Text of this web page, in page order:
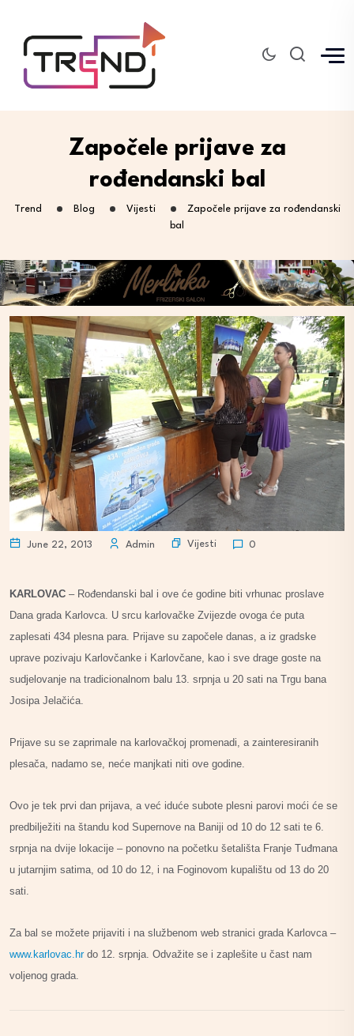
Započele prijave za
rođendanski bal
Trend Blog Vijesti
Započele prijave za rođendanski
bal
June 22, 2013 Admin Vijesti 0
KARLOVAC – Rođendanski bal i ove će godine biti vrhunac proslave
Dana grada Karlovca. U srcu karlovačke Zvijezde ovoga će puta
zaplesati 434 plesna para. Prijave su započele danas, a iz gradske
uprave pozivaju Karlovčanke i Karlovčane, kao i sve drage goste na
sudjelovanje na tradicionalnom balu 13. srpnja u 20 sati na Trgu bana
Josipa Jelačića.
Prijave su se zaprimale na karlovačkoj promenadi, a zainteresiranih
plesača, nadamo se, neće manjkati niti ove godine.
Ovo je tek prvi dan prijava, a već iduće subote plesni parovi moći će se
predbilježiti na štandu kod Supernove na Baniji od 10 do 12 sati te 6.
srpnja na dvije lokacije – ponovno na početku šetališta Franje Tuđmana
u jutarnjim satima, od 10 do 12, i na Foginovom kupalištu od 13 do 20
sati.
Za bal se možete prijaviti i na službenom web stranici grada Karlovca –
www.karlovac.hrdo 12. srpnja. Odvažite se i zaplešite u čast nam
voljenog grada.